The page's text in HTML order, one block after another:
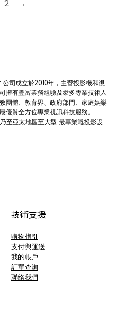
2 →
公司成立於2010年，主營投影機和視
擁有豐富業務經驗及衆多專業技術人
團體、教育界、政府部門、家庭娛樂
質全方位專業視訊科技服務。
至亞太地區至大型 最專業嘅投影設
技術支援​
購物指引
支付與運送
我的帳戶
訂單查詢
聯絡我們